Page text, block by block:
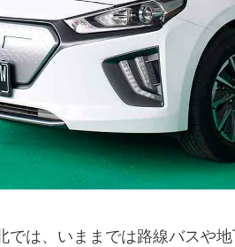
は、いままでは路線バスや